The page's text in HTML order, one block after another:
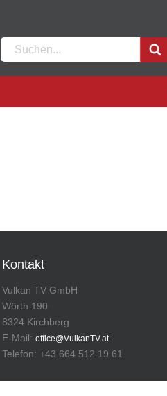
Suchen
nach:
Kontakt
Vulkan TV GmbH
Wörth 190
8324 Kirchberg
E-Mail:office@VulkanTV.at
Telefon: +43 664 512 19 61